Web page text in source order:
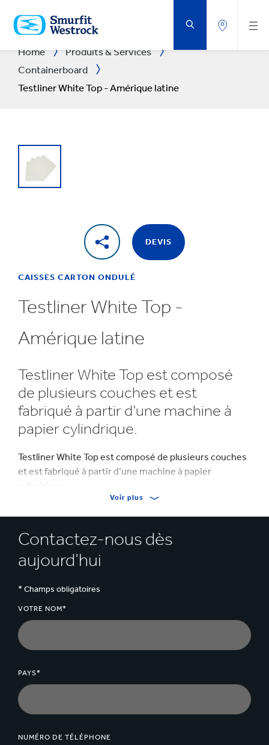
AU
CONTENU
PRINCIPAL
Home
Produits & Services
Containerboard
Testliner White Top - Amérique latine
DEVIS
CAISSES CARTON ONDULÉ
Testliner White Top -
Amérique latine
Testliner White Top est composé
de plusieurs couches et est
fabriqué à partir d’une machine à
papier cylindrique.
Testliner White Top est composé de plusieurs couches
et est fabriqué à partir d’une machine à papier
cylindrique.
est fait à partir de fibres recyclées vierges.
Voir plus
Contactez-nous dès
aujourd’hui
* Champs obligatoires
VOTRE NOM*
PAYS*
NUMÉRO DE TÉLÉPHONE